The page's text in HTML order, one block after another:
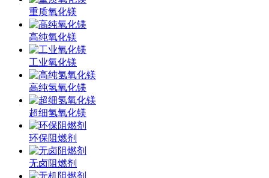
重质氧化镁
高纯氧化镁
工业氧化镁
高纯氢氧化镁
超细氢氧化镁
环保阻燃剂
无卤阻燃剂